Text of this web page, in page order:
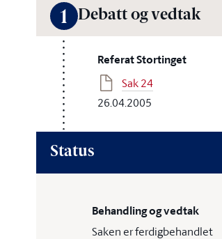
1 Debatt og vedtak
Referat Stortinget
Sak 24
26.04.2005
Status
Behandling og vedtak
Saken er ferdigbehandlet